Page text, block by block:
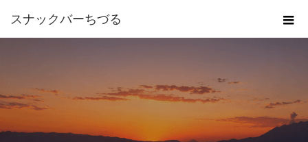
スナックバーちづる